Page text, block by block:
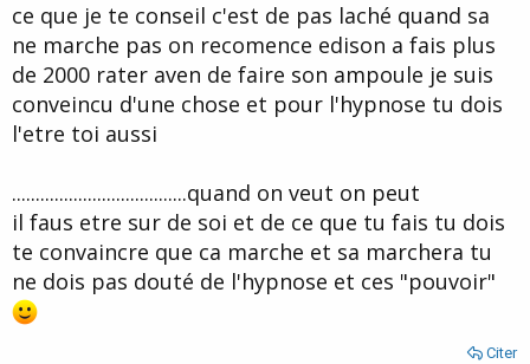
e
ce que je te conseil c'est de pas laché quand sa
ne marche pas on recomence edison a fais plus
de 2000 rater aven de faire son ampoule je suis
conveincu d'une chose et pour l'hypnose tu dois
l'etre toi aussi
.....................................quand on veut on peut
il faus etre sur de soi et de ce que tu fais tu dois
te convaincre que ca marche et sa marchera tu
ne dois pas douté de l'hypnose et ces "pouvoir"
Citer